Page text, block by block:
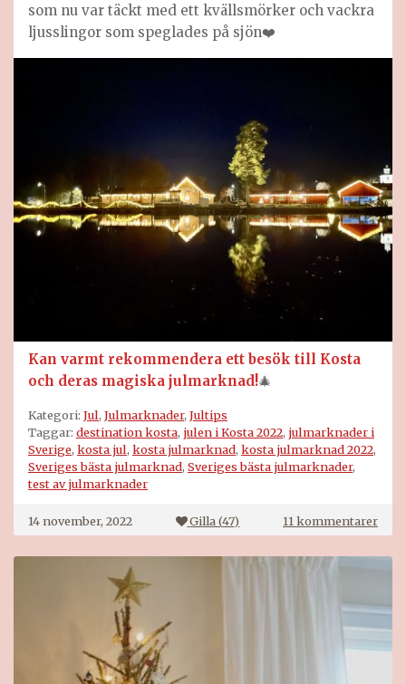
som nu var täckt med ett kvällsmörker och vackra
ljusslingor som speglades på sjön❤️
Kan varmt rekommendera ett besök till Kosta
och deras magiska julmarknad!🎄
Kategori: Jul, Julmarknader, Jultips
Taggar: destination kosta, julen i Kosta 2022, julmarknader i
Sverige, kosta jul, kosta julmarknad, kosta julmarknad 2022,
Sveriges bästa julmarknad, Sveriges bästa julmarknader,
test av julmarknader
14 november, 2022 Gilla (47) 11 kommentarertill